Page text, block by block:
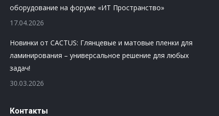
оборудование на форуме «ИТ Пространство»
17.04.2026
Новинки от CACTUS: Глянцевые и матовые пленки для
ламинирования – универсальное решение для любых
задач!
30.03.2026
Контакты